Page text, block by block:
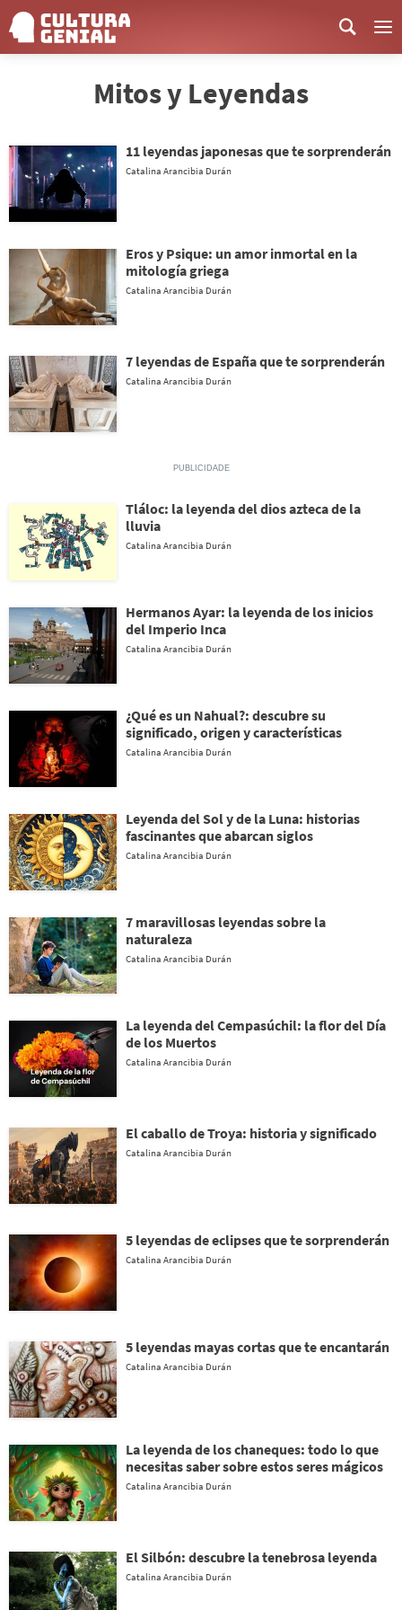
Mitos y Leyendas
11 leyendas japonesas que te sorprenderán
Catalina Arancibia Durán
Eros y Psique: un amor inmortal en la
mitología griega
Catalina Arancibia Durán
7 leyendas de España que te sorprenderán
Catalina Arancibia Durán
Tláloc: la leyenda del dios azteca de la
lluvia
Catalina Arancibia Durán
Hermanos Ayar: la leyenda de los inicios
del Imperio Inca
Catalina Arancibia Durán
¿Qué es un Nahual?: descubre su
significado, origen y características
Catalina Arancibia Durán
Leyenda del Sol y de la Luna: historias
fascinantes que abarcan siglos
Catalina Arancibia Durán
7 maravillosas leyendas sobre la
naturaleza
Catalina Arancibia Durán
La leyenda del Cempasúchil: la flor del Día
de los Muertos
Catalina Arancibia Durán
El caballo de Troya: historia y significado
Catalina Arancibia Durán
5 leyendas de eclipses que te sorprenderán
Catalina Arancibia Durán
5 leyendas mayas cortas que te encantarán
Catalina Arancibia Durán
La leyenda de los chaneques: todo lo que
necesitas saber sobre estos seres mágicos
Catalina Arancibia Durán
El Silbón: descubre la tenebrosa leyenda
Catalina Arancibia Durán